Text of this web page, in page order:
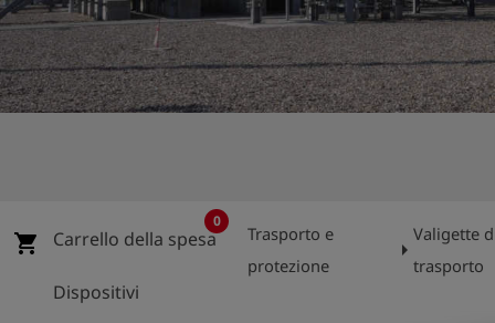
shopping_cart Carrello della spesa
0
Dispositivi
Trasporto e
protezione
arrow_right
Valigette
trasporto